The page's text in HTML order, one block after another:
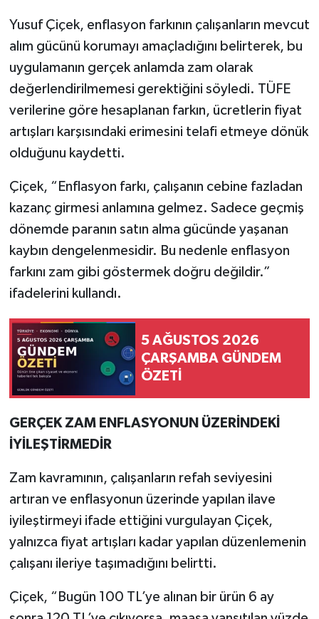
Yusuf Çiçek, enflasyon farkının çalışanların mevcut
alım gücünü korumayı amaçladığını belirterek, bu
uygulamanın gerçek anlamda zam olarak
değerlendirilmemesi gerektiğini söyledi. TÜFE
verilerine göre hesaplanan farkın, ücretlerin fiyat
artışları karşısındaki erimesini telafi etmeye dönük
olduğunu kaydetti.
Çiçek, “Enflasyon farkı, çalışanın cebine fazladan
kazanç girmesi anlamına gelmez. Sadece geçmiş
dönemde paranın satın alma gücünde yaşanan
kaybın dengelenmesidir. Bu nedenle enflasyon
farkını zam gibi göstermek doğru değildir.”
ifadelerini kullandı.
5 AĞUSTOS 2026
ÇARŞAMBA GÜNDEM
ÖZETİ
GERÇEK ZAM ENFLASYONUN ÜZERİNDEKİ
İYİLEŞTİRMEDİR
Zam kavramının, çalışanların refah seviyesini
artıran ve enflasyonun üzerinde yapılan ilave
iyileştirmeyi ifade ettiğini vurgulayan Çiçek,
yalnızca fiyat artışları kadar yapılan düzenlemenin
çalışanı ileriye taşımadığını belirtti.
Çiçek, “Bugün 100 TL’ye alınan bir ürün 6 ay